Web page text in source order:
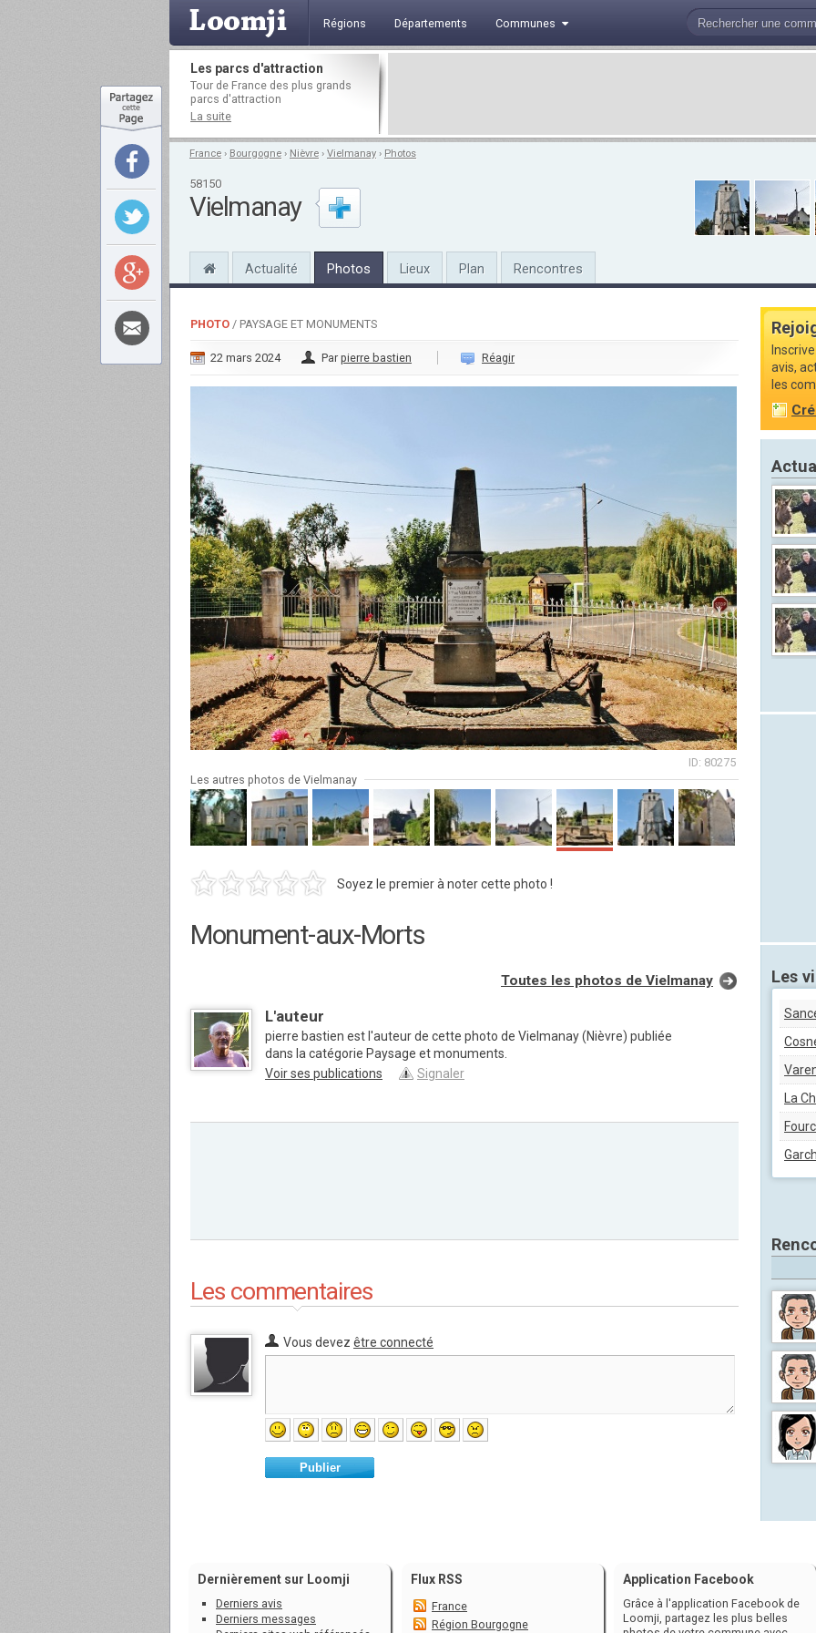
Régions Départements Communes
Les parcs d'attraction
Tour de France des plus grands
parcs d'attraction
La suite
France › Bourgogne › Nièvre › Vielmanay › Photos
58150
Vielmanay
Actualité Photos Lieux Plan Rencontres
PHOTO / PAYSAGE ET MONUMENTS
22 mars 2024 Par pierre bastien Réagir
ID: 80275
Les autres photos de Vielmanay
Soyez le premier à noter cette photo !
Monument-aux-Morts
Toutes les photos de Vielmanay
L'auteur
pierre bastien est l'auteur de cette photo de Vielmanay (Nièvre) publiée
dans la catégorie Paysage et monuments.
Voir ses publications
Signaler
Les commentaires
Vous devez être connecté
Publier
avis,
les
Les
La
Dernièrement sur Loomji
Derniers avis
Derniers messages
Flux RSS
France
Région Bourgogne
Application Facebook
Grâce à l'application Facebook de
Loomji, partagez les plus belles